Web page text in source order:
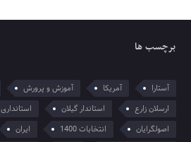
برچسب ها
آستارا آمریکا آموزش و پرورش
ارسلان زارع
استاندار گیلان
اصولگرایان
انتخابات 1400 ایران